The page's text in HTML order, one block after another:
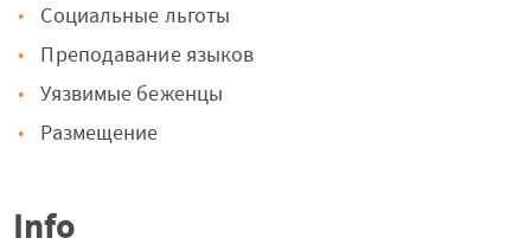
Cоциальные льготы
Преподавание языков
Уязвимые беженцы
Размещение
Info